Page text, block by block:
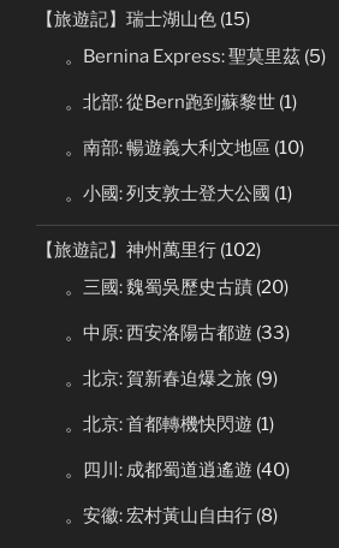
【旅遊記】瑞士湖山色 (15)
。Bernina Express: 聖莫里茲 (5)
。北部: 從Bern跑到蘇黎世 (1)
。南部: 暢遊義大利文地區 (10)
。小國: 列支敦士登大公國 (1)
【旅遊記】神州萬里行 (102)
。三國: 魏蜀吳歷史古蹟 (20)
。中原: 西安洛陽古都遊 (33)
。北京: 賀新春迫爆之旅 (9)
。北京: 首都轉機快閃遊 (1)
。四川: 成都蜀道逍遙遊 (40)
。安徽: 宏村黃山自由行 (8)